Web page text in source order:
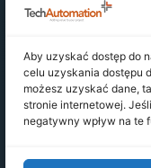
Aby uzyskać dostęp do
celu uzyskania dostępu
możesz uzyskać dane,
stronie internetowej.
negatywny wpływ na te